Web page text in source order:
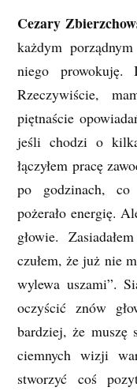
Cezary
każdym
niego prowokuję.
Rzeczywiście,
piętnaście
jeśli chodzi o
łączyłem pracę
po godzinach, co
pożerało energię.
głowie.
czułem, że już nie
wylewa uszami”.
oczyścić znów
bardziej, że muszę
ciemnych wizji
stworzyć coś